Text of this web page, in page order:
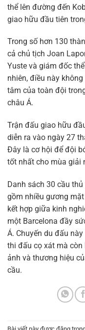
thể lên đường đến
giao hữu đầu tiên
Trong số hơn 130
cả chủ tịch Joan
Yuste và giám đốc
nhiên, điều này
tâm của toàn đội
châu Á.
Trận đấu giao hữu
diễn ra vào ngày 27
Đây là cơ hội để đội
tốt nhất cho mùa giải
Danh sách 30 cầu
gồm nhiều gương
kết hợp giữa kinh
một Barcelona đầy
Á. Chuyến du đấu
thi đấu cọ xát mà còn
ảnh và thương hiệu
cầu.